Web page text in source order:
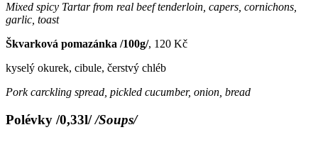
Mixed spicy Tartar from real beef tenderloin, capers, cornichons,
garlic, toast
Škvarková pomazánka /100g/, 120 Kč
kyselý okurek, cibule, čerstvý chléb
Pork carckling spread, pickled cucumber, onion, bread
Polévky /0,33l//Soups/